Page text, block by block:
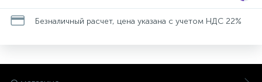
Безналичный расчет, цена указана с учетом НДС 22%